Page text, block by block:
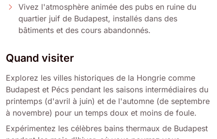
Vivez l'atmosphère animée des pubs en ruine du
quartier juif de Budapest, installés dans des
bâtiments et des cours abandonnés.
Quand visiter
Explorez les villes historiques de la Hongrie comme
Budapest et Pécs pendant les saisons intermédiaires du
printemps (d'avril à juin) et de l'automne (de septembre
à novembre) pour un temps doux et moins de foule.
Expérimentez les célèbres bains thermaux de Budapest